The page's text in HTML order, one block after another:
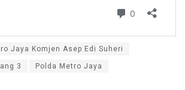
Jaya Komjen Asep Edi Suheri
3 Polda Metro Jaya